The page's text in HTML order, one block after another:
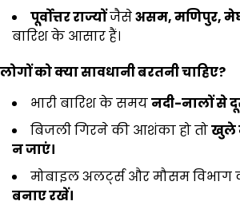
पूर्वोत्तर राज्योंजैसेअसम,मणिपुर,
बारिश के आसार हैं।
लोगों को क्या सावधानी बरतनी चाहिए?
भारी बारिश के समयनदी-नालों से
बिजली गिरने की आशंका हो तोखुले
न जाएं।
मोबाइल अलर्ट्स और मौसम विभाग
बनाए रखें।